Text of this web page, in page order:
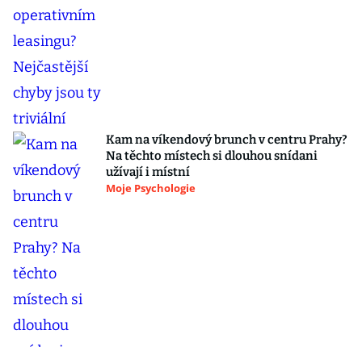
Kam na víkendový brunch v centru Prahy?
Na těchto místech si dlouhou snídani
užívají i místní
Moje Psychologie